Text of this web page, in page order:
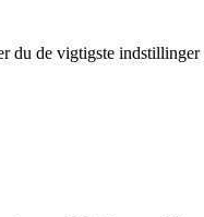
du de vigtigste indstillinger